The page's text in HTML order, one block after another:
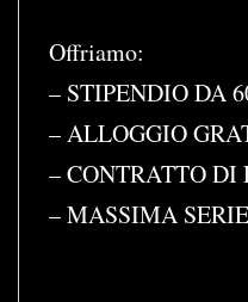
Offriamo:
– STIPENDIO DA
– ALLOGGIO
– CONTRATTO DI
– MASSIMA